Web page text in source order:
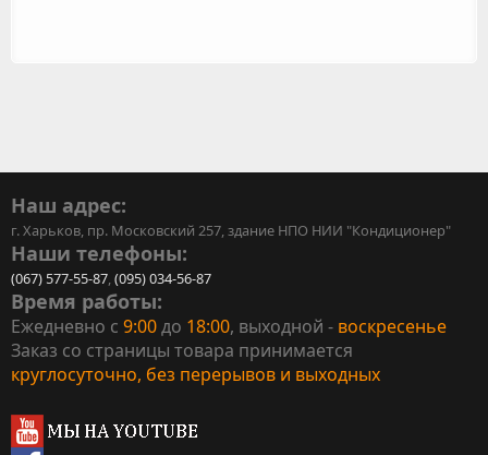
Наш адрес:
г. Харьков, пр. Московский 257, здание НПО НИИ "Кондиционер"
Наши телефоны:
(067) 577-55-87,(095) 034-56-87
Время работы:
Ежедневно с 9:00до 18:00, выходной - воскресенье
Заказ со страницы товара принимается
круглосуточно, без перерывов и выходных